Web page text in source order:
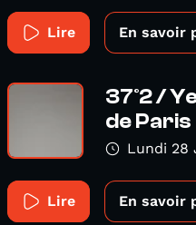
Lire En savoir
37°2 /
de Paris
Lundi 28
Lire En savoir